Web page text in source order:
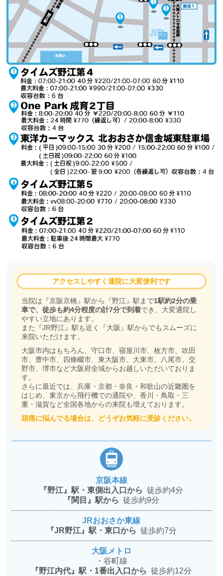
アクセスしやすく通院に大変便利です
当院は『京阪京橋』駅から『野江』駅まで1駅約2分の乗
車で、徒歩も約4分程度の計7分で到着でき、大変通院し
やすい立地にあります。
また『JR野江』駅も近く『大阪』駅からでもスムーズに
来院いただけます。
大阪市内はもちろん、守口市、寝屋川市、枚方市、吹田
市、豊中市、四條畷市、東大阪市、大東市、八尾市、交
野市、堺市など大阪府全域からお越しいただいておりま
す。
さらに最近では、兵庫・京都・奈良・和歌山の近畿圏を
はじめ、東京から飛行機での通院や、香川・鳥取・三
重・滋賀など全国各地からの来院も増えております。
頭痛に悩んでる場合は、どうぞお気軽に受診ください。
京阪本線
『野江』駅・東側出入口から徒歩約4分
『関目』駅から徒歩約9分
JRおおさか東線
『JR野江』駅・東口から 徒歩約7分
大阪メトロ
・谷町線
『野江内代』駅・1番出入口から徒歩約12分